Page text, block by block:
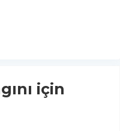
için